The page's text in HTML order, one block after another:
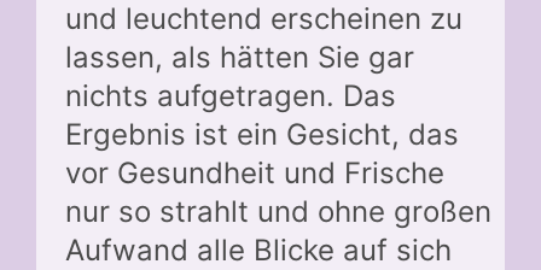
und leuchtend erscheinen zu
lassen, als hätten Sie gar
nichts aufgetragen. Das
Ergebnis ist ein Gesicht, das
vor Gesundheit und Frische
nur so strahlt und ohne großen
Aufwand alle Blicke auf sich